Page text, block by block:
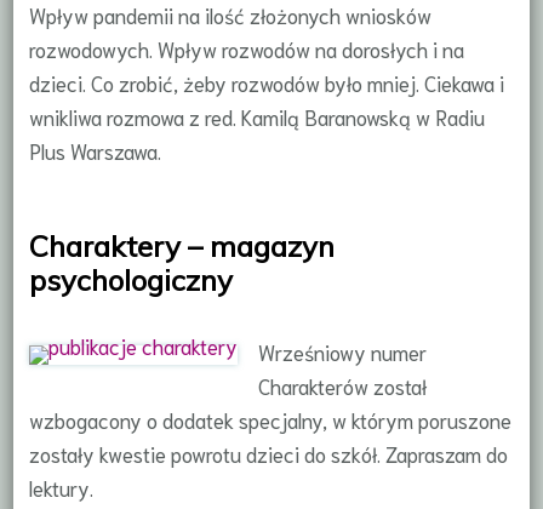
Wpływ pandemii na ilość złożonych wniosków
rozwodowych. Wpływ rozwodów na dorosłych i na
dzieci. Co zrobić, żeby rozwodów było mniej. Ciekawa i
wnikliwa rozmowa z red. Kamilą Baranowską w Radiu
Plus Warszawa.
Charaktery – magazyn
psychologiczny
Wrześniowy numer
Charakterów został
wzbogacony o dodatek specjalny, w którym poruszone
zostały kwestie powrotu dzieci do szkół. Zapraszam do
lektury.